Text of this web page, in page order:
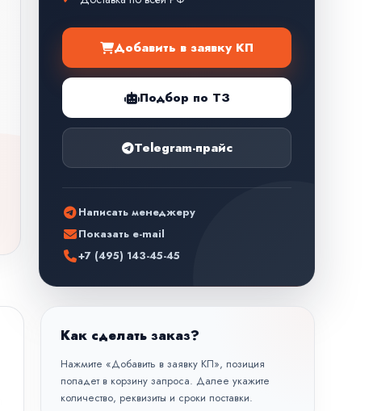
Добавить в заявку КП
Подбор по ТЗ
Telegram-прайс
Написать менеджеру
Показать e-mail
+7 (495) 143-45-45
Как сделать заказ?
Нажмите «Добавить в заявку КП», позиция
попадет в корзину запроса. Далее укажите
количество, реквизиты и сроки поставки.